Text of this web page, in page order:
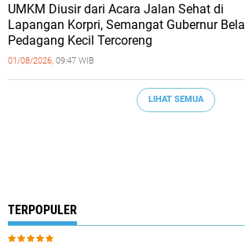
UMKM Diusir dari Acara Jalan Sehat di
Lapangan Korpri, Semangat Gubernur Bela
Pedagang Kecil Tercoreng
01/08/2026, 09:47 WIB
LIHAT SEMUA
TERPOPULER